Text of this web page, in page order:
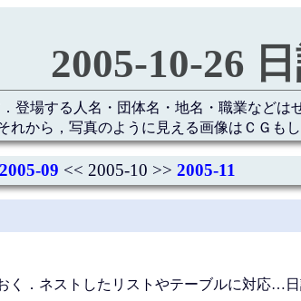
2005-10-26
登場する人名・団体名・地名・職業などは
れから，写真のように見える画像はＣＧも
2005-09 << 2005-10 >> 2005-11
く．ネストしたリストやテーブルに対応…